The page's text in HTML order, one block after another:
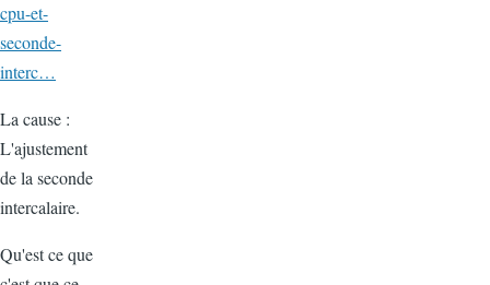
cpu-et-
seconde-
interc…
La cause :
L'ajustement
de la seconde
intercalaire.
Qu'est ce que